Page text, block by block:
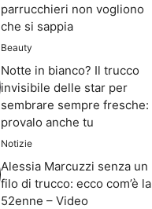
parrucchieri non vogliono
che si sappia
Beauty
Notte in bianco? Il trucco
invisibile delle star per
sembrare sempre fresche:
provalo anche tu
Notizie
Alessia Marcuzzi senza un
filo di trucco: ecco com’è la
52enne – Video